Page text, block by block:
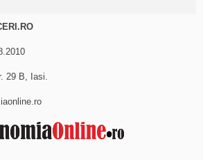
29 B, Iasi.